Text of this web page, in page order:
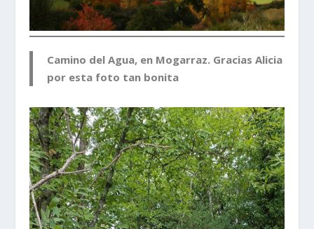
Camino del Agua, en Mogarraz. Gracias Alicia
por esta foto tan bonita